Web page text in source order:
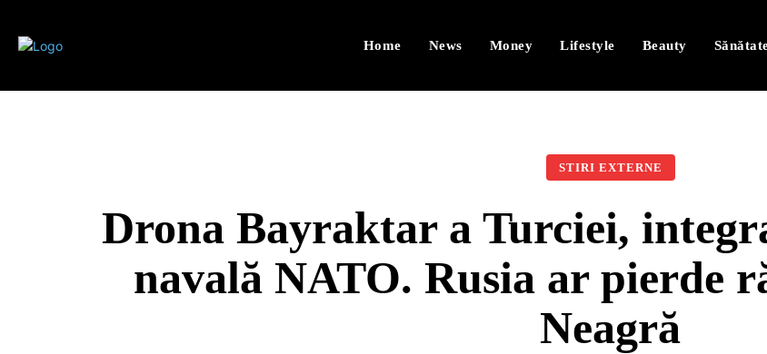
Home News Money Lifestyle Beauty
STIRI EXTERNE
Drona Bayraktar a Turciei,
navală NATO. Rusia ar pierde
Neagră